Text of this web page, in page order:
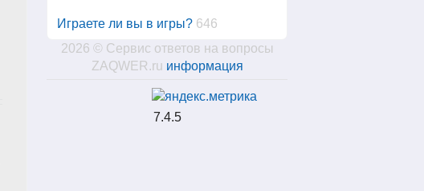
Играете ли вы в игры? 646
2026 © Сервис ответов на вопросы
ZAQWER.ru информация
7.4.5